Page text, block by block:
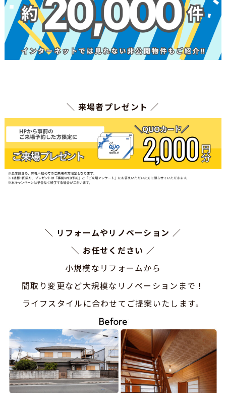
＼ 来場者プレゼント ／
＼ リフォームやリノベーション ／
＼ お任せください ／
小規模なリフォームから
間取り変更など大規模なリノベーションまで！
ライフスタイルに合わせてご提案いたします。